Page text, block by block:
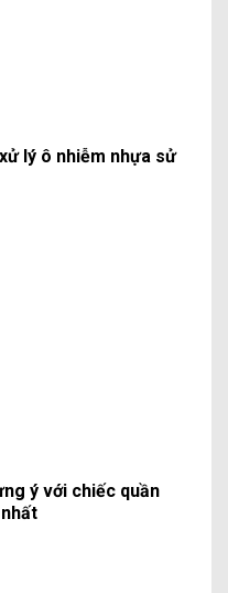
lý ô nhiễm nhựa sử
ý với chiếc quần